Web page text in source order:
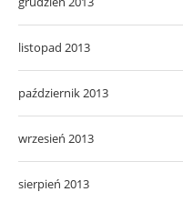
listopad 2013
październik 2013
wrzesień 2013
sierpień 2013